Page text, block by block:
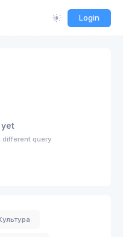
Login
yet
different query